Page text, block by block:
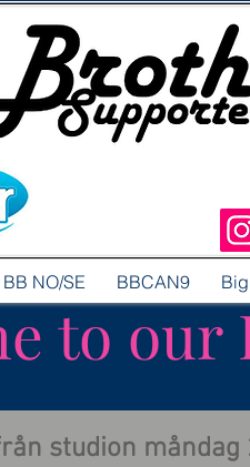
to our
BB NO/SE BBCAN9
studion måndag